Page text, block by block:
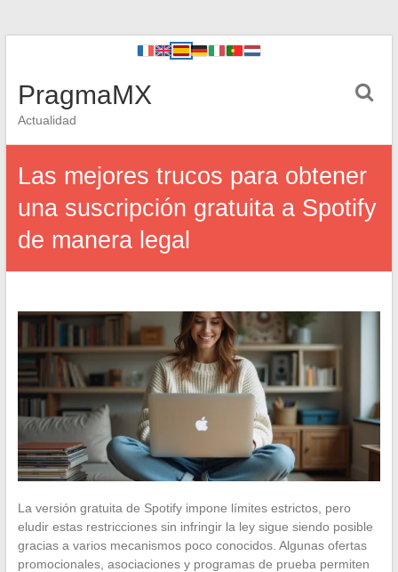
PragmaMX
Actualidad
Las mejores trucos para obtener
una suscripción gratuita a Spotify
de manera legal
La versión gratuita de Spotify impone límites estrictos, pero
eludir estas restricciones sin infringir la ley sigue siendo posible
gracias a varios mecanismos poco conocidos. Algunas ofertas
promocionales, asociaciones y programas de prueba permiten